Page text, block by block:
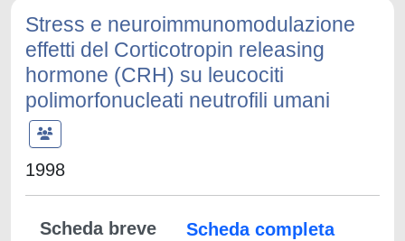
Stress e neuroimmunomodulazione
effetti del Corticotropin releasing
hormone (CRH) su leucociti
polimorfonucleati neutrofili umani
1998
Scheda breve
Scheda completa